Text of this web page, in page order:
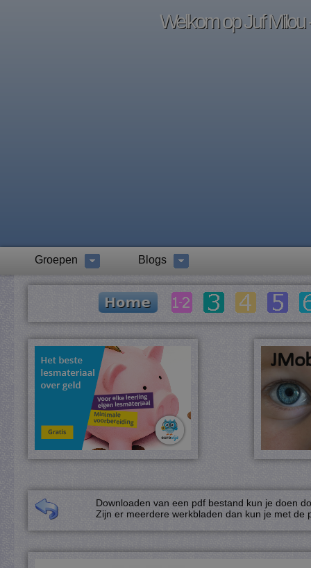
Welkom op Juf Milou
Groepen Blogs
Downloaden van een pdf bestand kun je doen
Zijn er meerdere werkbladen dan kun je met de